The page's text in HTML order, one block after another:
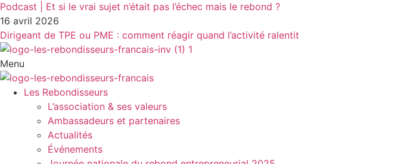
Podcast | Et si le vrai sujet n’était pas l’échec mais le rebond ?
16 avril 2026
Dirigeant de TPE ou PME : comment réagir quand l’activité ralentit
Menu
Les Rebondisseurs
L’association & ses valeurs
Ambassadeurs et partenaires
Actualités
Événements